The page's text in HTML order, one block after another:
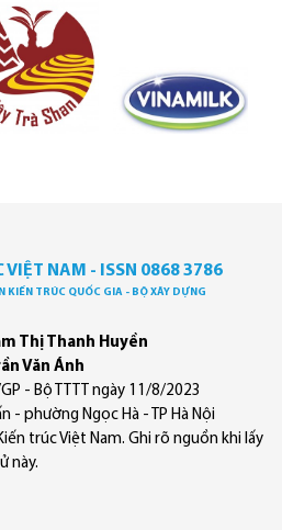
VIỆT NAM - ISSN 0868 3786
KIẾN TRÚC QUỐC GIA - BỘ XÂY DỰNG
Thị Thanh Huyền
Văn Ánh
- Bộ TTTT ngày 11/8/2023
- phường Ngọc Hà - TP Hà Nội
trúc Việt Nam. Ghi rõ nguồn khi lấy
này.